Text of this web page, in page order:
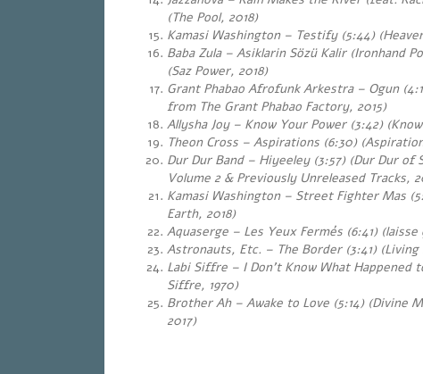
(The Pool, 2018)
Kamasi Washington – Testify (5:44)
Baba Zula – Asiklarin Sözü Kalir (Ironhand
(Saz Power, 2018)
Grant Phabao Afrofunk Arkestra – Ogun
from The Grant Phabao Factory, 2015)
Allysha Joy – Know Your Power (3:42)
Theon Cross – Aspirations (6:30)
Dur Dur Band – Hiyeeley (3:57) (Dur Dur of
Volume 2 & Previously Unreleased Tracks,
Kamasi Washington – Street Fighter Mas
Earth, 2018)
Aquaserge – Les Yeux Fermés (6:41) (laisse
Astronauts, Etc. – The Border (3:41) (Living
Labi Siffre – I Don’t Know What Happened
Siffre, 1970)
Brother Ah – Awake to Love (5:14) (Divine
2017)